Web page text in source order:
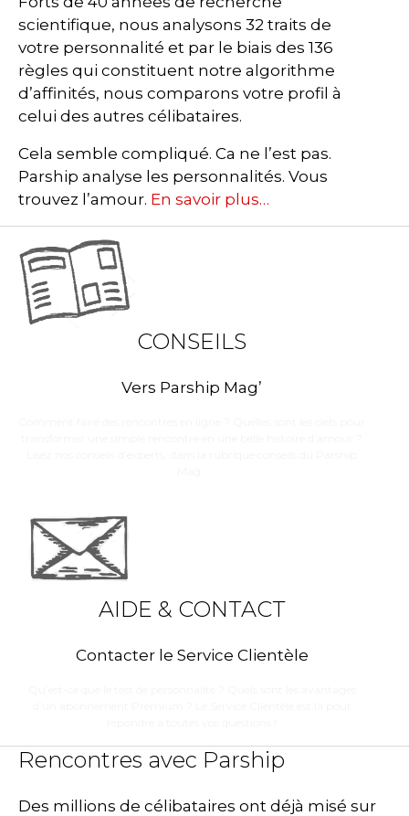
scientifique, nous analysons 32 traits de
votre personnalité et par le biais des 136
règles qui constituent notre algorithme
d’affinités, nous comparons votre profil à
celui des autres célibataires.
Cela semble compliqué. Ca ne l’est pas.
Parship analyse les personnalités. Vous
trouvez l’amour. En savoir plus…
CONSEILS
Vers Parship Mag’
AIDE & CONTACT
Contacter le Service Clientèle
Rencontres avec Parship
Des millions de célibataires ont déjà misé sur